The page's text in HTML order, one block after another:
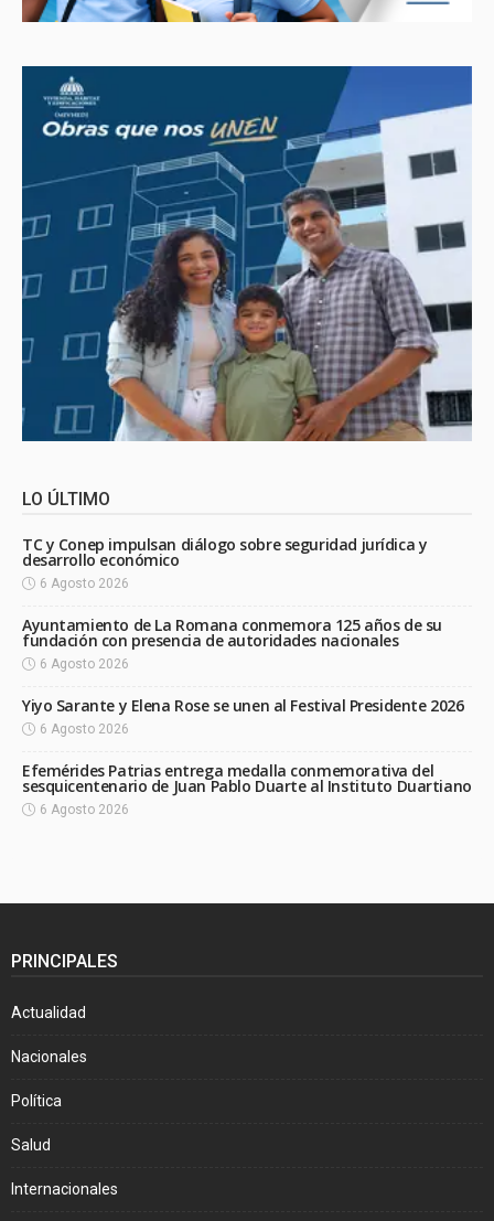
LO ÚLTIMO
TC y Conep impulsan diálogo sobre seguridad jurídica y
desarrollo económico
6 Agosto 2026
Ayuntamiento de La Romana conmemora 125 años de su
fundación con presencia de autoridades nacionales
6 Agosto 2026
Yiyo Sarante y Elena Rose se unen al Festival Presidente 2026
6 Agosto 2026
Efemérides Patrias entrega medalla conmemorativa del
sesquicentenario de Juan Pablo Duarte al Instituto Duartiano
6 Agosto 2026
PRINCIPALES
Actualidad
Nacionales
Política
Salud
Internacionales